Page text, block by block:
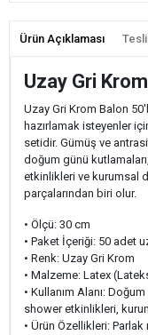
Ürün Açıklaması
Uzay Gri
Uzay Gri Krom Balon
hazırlamak isteyenler
setidir. Gümüş ve
doğum günü
etkinlikleri ve kurumsal
parçalarından biri olur.
• Ölçü: 30 cm
• Paket İçeriği: 50 adet
• Renk: Uzay Gri Krom
• Malzeme: Latex
• Kullanım Alanı:
shower etkinlikleri,
• Ürün Özellikleri: